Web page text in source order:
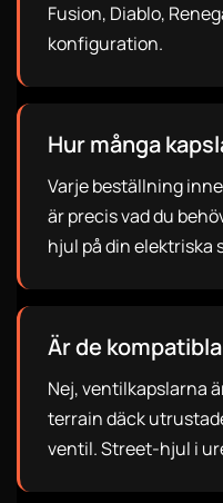
Fusion, Diablo,
konfiguration.
Hur många
Varje beställning
är precis vad du
hjul på din elektriska
Är de
Nej, ventilkapslarna
terrain däck
ventil. Street-hjul i